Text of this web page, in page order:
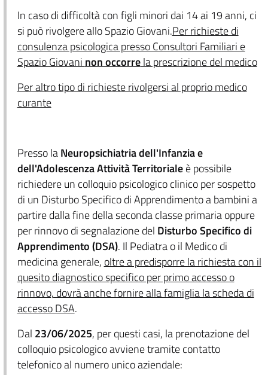
In caso di difficoltà con figli minori dai 14 ai 19 anni, ci
si può rivolgere allo Spazio Giovani.Per richieste di
consulenza psicologica presso Consultori Familiari e
Spazio Giovani non occorrela prescrizione del medico
Per altro tipo di richieste rivolgersi al proprio medico
curante
Presso laNeuropsichiatria dell'Infanzia e
dell'Adolescenza Attività Territorialeè possibile
richiedere un colloquio psicologico clinico per sospetto
di un Disturbo Specifico di Apprendimento a bambini a
partire dalla fine della seconda classe primaria oppure
per rinnovo di segnalazione del Disturbo Specifico di
Apprendimento (DSA). Il Pediatra o il Medico di
medicina generale, oltre a predisporre la richiesta con il
quesito diagnostico specifico per primo accesso o
rinnovo, dovrà anche fornire alla famiglia la scheda di
accesso DSA.
Dal 23/06/2025, per questi casi, la prenotazione del
colloquio psicologico avviene tramite contatto
telefonico al numero unico aziendale: